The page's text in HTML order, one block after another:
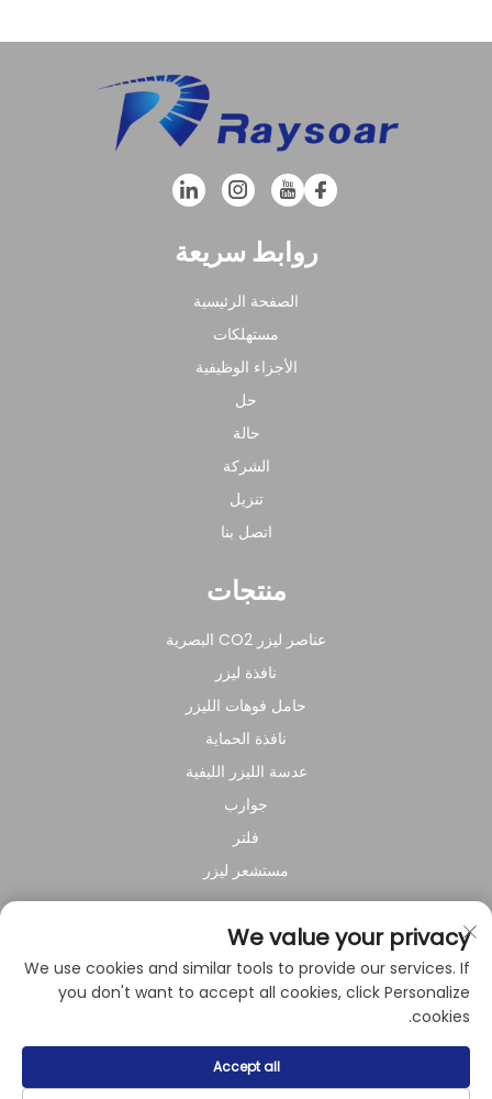
روابط سريعة
الصفحة الرئيسية
مستهلكات
الأجزاء الوظيفية
حل
حالة
الشركة
تنزيل
اتصل بنا
منتجات
عناصر ليزر CO2 البصرية
نافذة ليزر
حامل فوهات الليزر
نافذة الحماية
عدسة الليزر الليفية
جوارب
فلتر
مستشعر ليزر
عن الشركة
سياسة الخصوصية
حقوق النشر © 2024 بواسطة شركة شنغهاي راي سوار للمعدات
الكهروميكانيكية المحدودة.
We value your privacy
We use cookies and similar tools to provide our services. If
you don't want to accept all cookies, click Personalize
cookies.
Accept all